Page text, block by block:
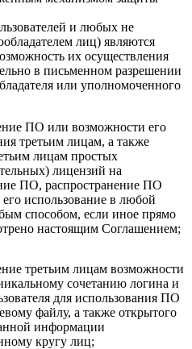
и любых не
лиц) являются
их осуществления
в письменном разрешении
или уполномоченного
ПО или возможности его
третьим лицам, а также
лицам простых
лицензий на
ПО, распространение ПО
использование в любой
способом, если иное прямо
настоящим Соглашением;
третьим лицам возможности
сочетанию логина и
для использования ПО
файлу, а также открытого
информации
кругу лиц;